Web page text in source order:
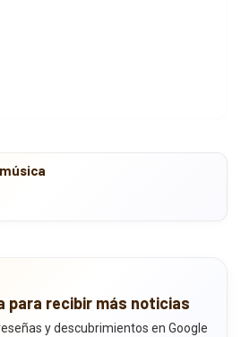
para recibir más noticias
y descubrimientos en Google